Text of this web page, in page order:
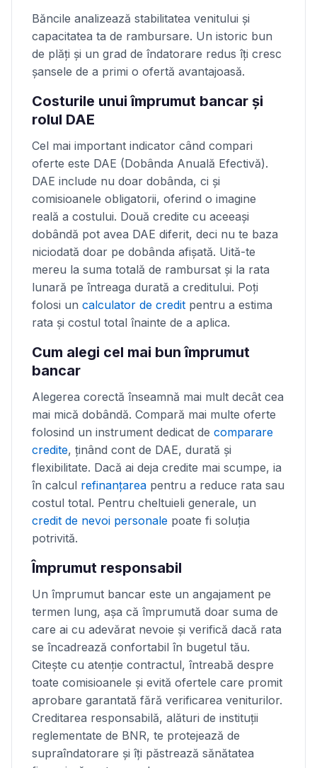
Băncile analizează stabilitatea venitului și
capacitatea ta de rambursare. Un istoric bun
de plăţi și un grad de îndatorare redus îţi cresc
șansele de a primi o ofertă avantajoasă.
Costurile unui împrumut bancar și
rolul DAE
Cel mai important indicator când compari
oferte este DAE (Dobânda Anuală Efectivă).
DAE include nu doar dobânda, ci și
comisioanele obligatorii, oferind o imagine
reală a costului. Două credite cu aceeași
dobândă pot avea DAE diferit, deci nu te baza
niciodată doar pe dobânda afişată. Uită-te
mereu la suma totală de rambursat și la rata
lunară pe întreaga durată a creditului. Poţi
folosi un calculator de credit pentru a estima
rata și costul total înainte de a aplica.
Cum alegi cel mai bun împrumut
bancar
Alegerea corectă înseamnă mai mult decât cea
mai mică dobândă. Compară mai multe oferte
folosind un instrument dedicat de comparare
credite, ţinând cont de DAE, durată și
flexibilitate. Dacă ai deja credite mai scumpe, ia
în calcul refinanţarea pentru a reduce rata sau
costul total. Pentru cheltuieli generale, un
credit de nevoi personale poate fi soluţia
potrivită.
Împrumut responsabil
Un împrumut bancar este un angajament pe
termen lung, așa că împrumută doar suma de
care ai cu adevărat nevoie și verifică dacă rata
se încadrează confortabil în bugetul tău.
Citeşte cu atenţie contractul, întreabă despre
toate comisioanele și evită ofertele care promit
aprobare garantată fără verificarea veniturilor.
Creditarea responsabilă, alături de instituţii
reglementate de BNR, te protejează de
supraîndatorare și îţi păstrează sănătatea